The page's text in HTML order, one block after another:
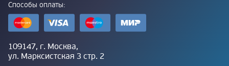
Способы оплаты:
109147, г. Москва,
ул. Марксистская 3 стр. 2